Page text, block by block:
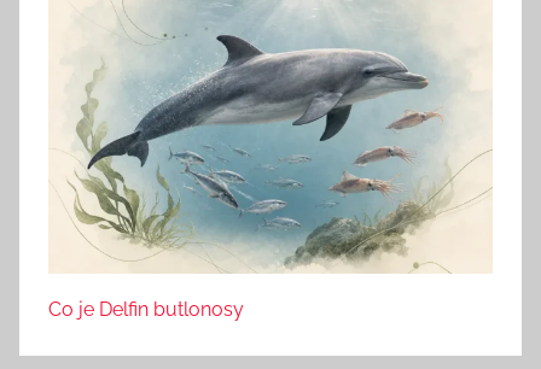
Co je Delfin butlonosy